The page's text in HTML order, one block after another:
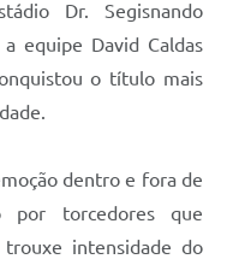
Dr. Segisnando
equipe David Caldas
o título mais
dentro e fora de
por torcedores que
intensidade do